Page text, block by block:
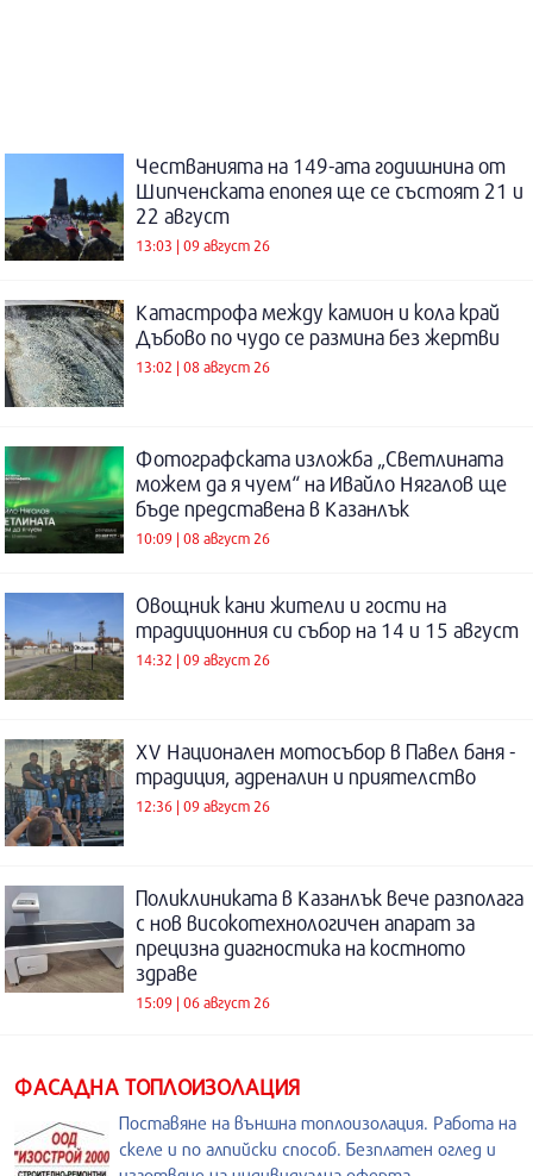
Честванията на 149-ата годишнина от
Шипченската епопея ще се състоят 21 и
22 август
13:03 | 09 август 26
Катастрофа между камион и кола край
Дъбово по чудо се размина без жертви
13:02 | 08 август 26
Фотографската изложба „Светлината
можем да я чуем“ на Ивайло Нягалов ще
бъде представена в Казанлък
10:09 | 08 август 26
Овощник кани жители и гости на
традиционния си събор на 14 и 15 август
14:32 | 09 август 26
XV Национален мотосъбор в Павел баня -
традиция, адреналин и приятелство
12:36 | 09 август 26
Поликлиниката в Казанлък вече разполага
с нов високотехнологичен апарат за
прецизна диагностика на костното
здраве
15:09 | 06 август 26
ФАСАДНА ТОПЛОИЗОЛАЦИЯ
Поставяне на външна топлоизолация. Работа на
скеле и по алпийски способ. Безплатен оглед и